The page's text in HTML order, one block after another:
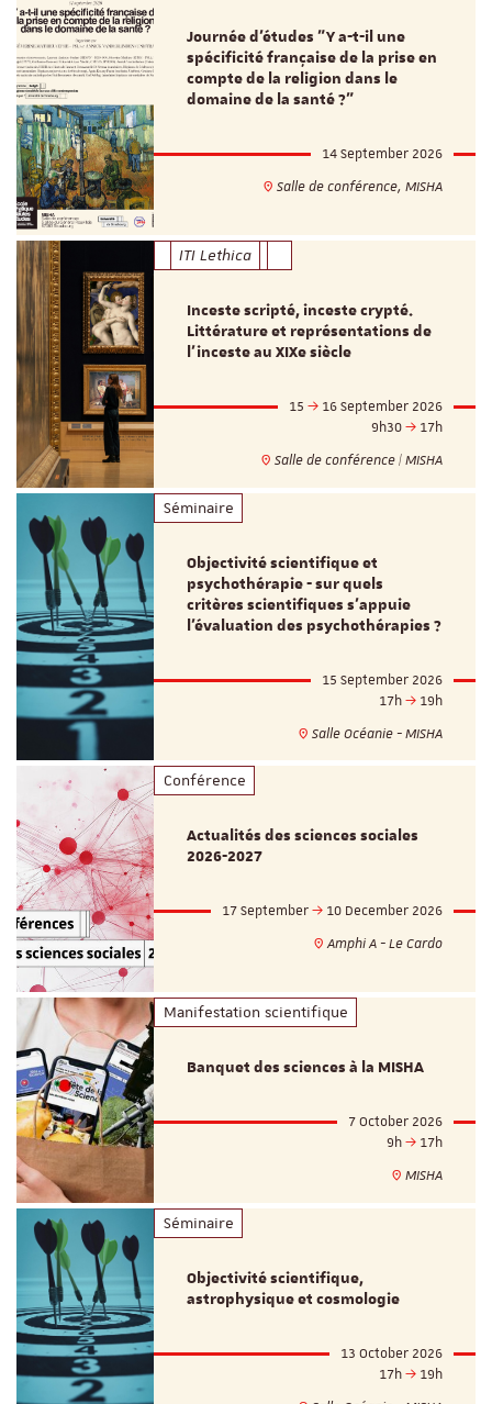
Journée d’études "Y a-t-il une
spécificité française de la prise en
compte de la religion dans le
domaine de la santé ?"
14 September 2026
Salle de conférence, MISHA
ITI Lethica
Inceste scripté, inceste crypté.
Littérature et représentations de
l’inceste au XIXe siècle
15
16 September 2026
9h30
17h
Salle de conférence | MISHA
Séminaire
Objectivité scientifique et
psychothérapie - sur quels
critères scientifiques s'appuie
l'évaluation des psychothérapies ?
15 September 2026
17h
19h
Salle Océanie - MISHA
Conférence
Actualités des sciences sociales
2026-2027
17 September
10 December 2026
Amphi A - Le Cardo
Manifestation scientifique
Banquet des sciences à la MISHA
7 October 2026
9h
17h
MISHA
Séminaire
Objectivité scientifique,
astrophysique et cosmologie
13 October 2026
17h
19h